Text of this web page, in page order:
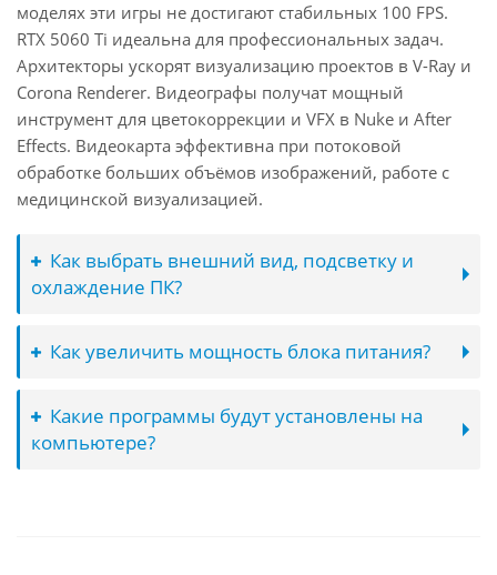
моделях эти игры не достигают стабильных 100 FPS.
RTX 5060 Ti идеальна для профессиональных задач.
Архитекторы ускорят визуализацию проектов в V-Ray и
Corona Renderer. Видеографы получат мощный
инструмент для цветокоррекции и VFX в Nuke и After
Effects. Видеокарта эффективна при потоковой
обработке больших объёмов изображений, работе с
медицинской визуализацией.
Как выбрать внешний вид, подсветку и
охлаждение ПК?
Как увеличить мощность блока питания?
Какие программы будут установлены на
компьютере?